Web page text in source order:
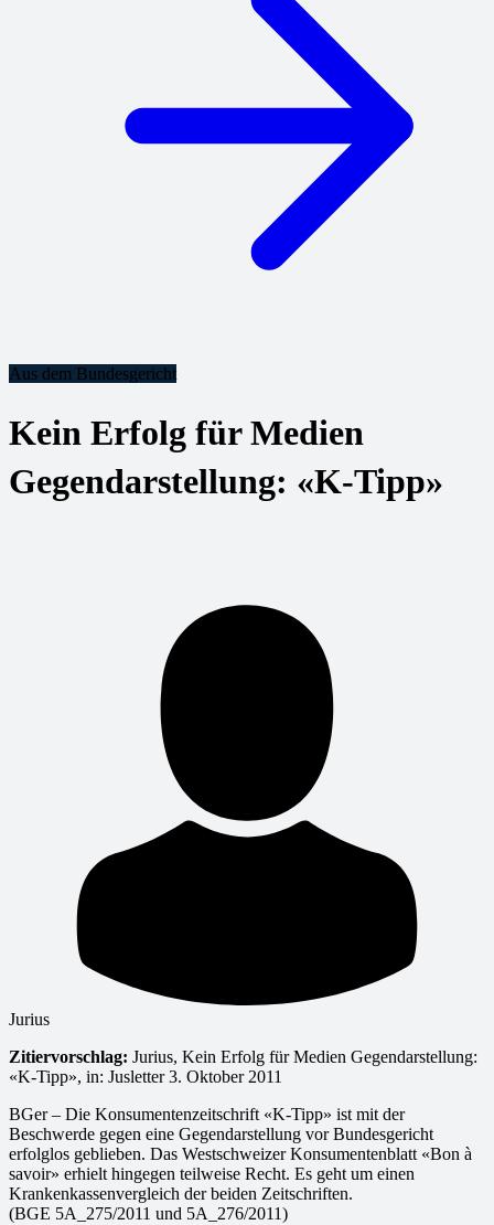
Aus dem Bundesgericht
Kein Erfolg für Medien
Gegendarstellung: «K-Tipp»
Jurius
Zitiervorschlag: Jurius, Kein Erfolg für Medien Gegendarstellung:
«K-Tipp», in: Jusletter 3. Oktober 2011
BGer – Die Konsumentenzeitschrift «K-Tipp» ist mit der
Beschwerde gegen eine Gegendarstellung vor Bundesgericht
erfolglos geblieben. Das Westschweizer Konsumentenblatt «Bon à
savoir» erhielt hingegen teilweise Recht. Es geht um einen
Krankenkassenvergleich der beiden Zeitschriften.
(BGE 5A_275/2011 und 5A_276/2011)